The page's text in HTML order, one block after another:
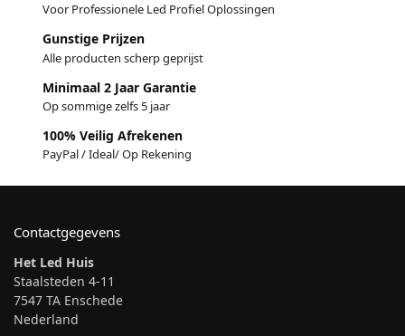
Voor Professionele Led Profiel Oplossingen
Gunstige Prijzen
Alle producten scherp geprijst
Minimaal 2 Jaar Garantie
Op sommige zelfs 5 jaar
100% Veilig Afrekenen
PayPal / Ideal/ Op Rekening
Contactgegevens
Het Led Huis
Staalsteden 4-11
7547 TA Enschede
Nederland